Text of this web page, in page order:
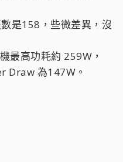
是158，些微差異，沒
最高功耗約 259W，
Draw 為147W。